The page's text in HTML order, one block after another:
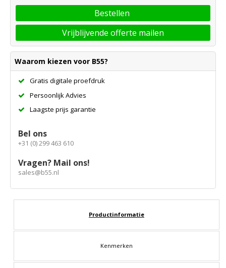
Bestellen
Vrijblijvende offerte mailen
Waarom kiezen voor B55?
Gratis digitale proefdruk
Persoonlijk Advies
Laagste prijs garantie
Bel ons
+31 (0) 299 463 610
Vragen? Mail ons!
sales@b55.nl
Productinformatie
Kenmerken